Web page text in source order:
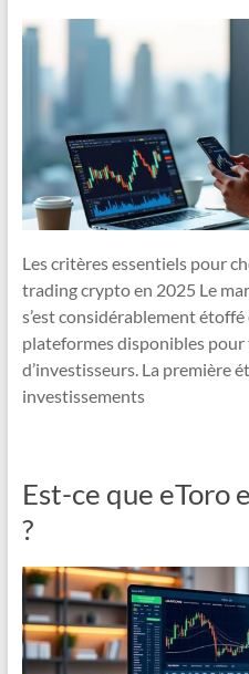
Les critères essentiels pour
trading crypto en 2025 Le
s’est considérablement
plateformes disponibles
d’investisseurs. La première
investissements
Est-ce que eToro
?